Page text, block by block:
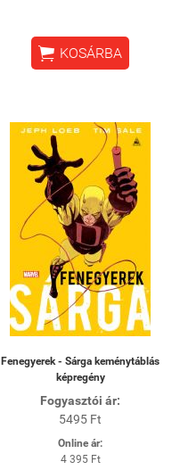
 KOSÁRBA
Fenegyerek - Sárga keménytáblás
képregény
Fogyasztói ár:
5495 Ft
Online ár:
4 395 Ft